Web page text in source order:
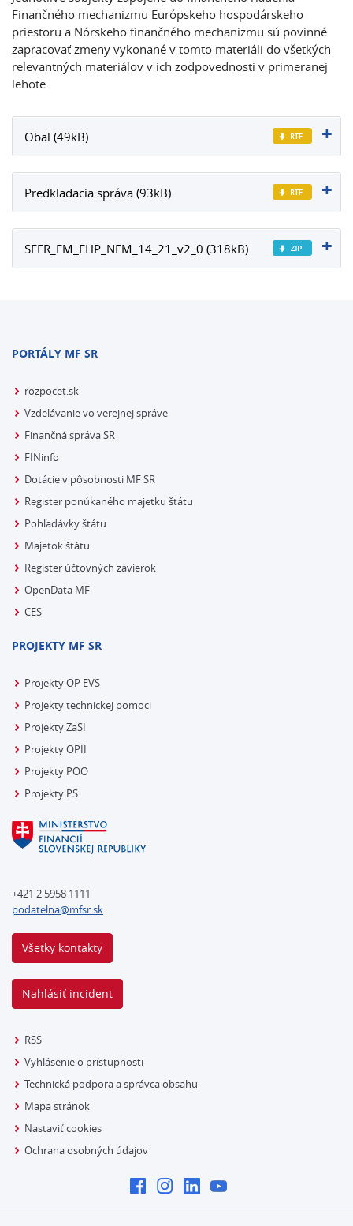
Finančného mechanizmu Európskeho hospodárskeho
priestoru a Nórskeho finančného mechanizmu sú povinné
zapracovať zmeny vykonané v tomto materiáli do všetkých
relevantných materiálov v ich zodpovednosti v primeranej
lehote.
Obal (49kB)
Predkladacia správa (93kB)
SFFR_FM_EHP_NFM_14_21_v2_0 (318kB)
PORTÁLY MF SR
rozpocet.sk
Vzdelávanie vo verejnej správe
Finančná správa SR
FINinfo
Dotácie v pôsobnosti MF SR
Register ponúkaného majetku štátu
Pohľadávky štátu
Majetok štátu
Register účtovných závierok
OpenData MF
CES
PROJEKTY MF SR
Projekty OP EVS
Projekty technickej pomoci
Projekty ZaSI
Projekty OPII
Projekty POO
Projekty PS
+421 2 5958 1111
podatelna@mfsr.sk
Všetky kontakty
Nahlásiť incident
RSS
Vyhlásenie o prístupnosti
Technická podpora a správca obsahu
Mapa stránok
Nastaviť cookies
Ochrana osobných údajov